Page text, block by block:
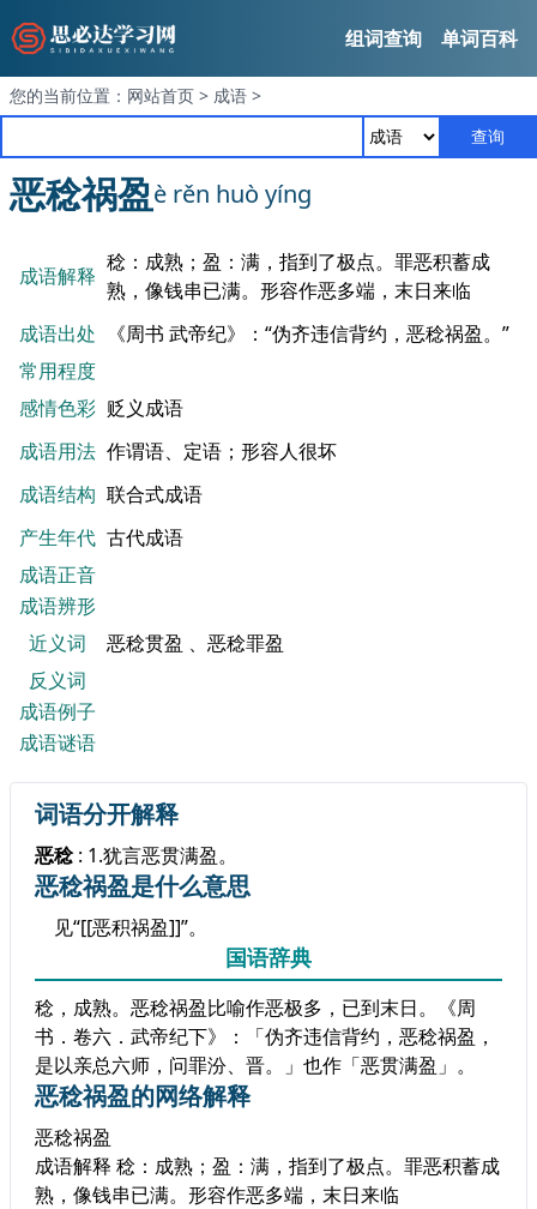
组词查询 单词百科
您的当前位置： 网站首页 > 成语 >
查询
恶稔祸盈è rěn huò yíng
成语解释
稔：成熟；盈：满，指到了极点。罪恶积蓄成
熟，像钱串已满。形容作恶多端，末日来临
成语出处
《周书 武帝纪》：“伪齐违信背约，恶稔祸盈。”
常用程度
感情色彩 贬义成语
成语用法 作谓语、定语；形容人很坏
成语结构 联合式成语
产生年代 古代成语
成语正音
成语辨形
近义词
恶稔贯盈 、恶稔罪盈
反义词
成语例子
成语谜语
词语分开解释
恶稔: 1.犹言恶贯满盈。
恶稔祸盈是什么意思
见“[[恶积祸盈]]”。
国语辞典
稔，成熟。恶稔祸盈比喻作恶极多，已到末日。《周
书．卷六．武帝纪下》：「伪齐违信背约，恶稔祸盈，
是以亲总六师，问罪汾、晋。」也作「恶贯满盈」。
恶稔祸盈的网络解释
恶稔祸盈
成语解释 稔：成熟；盈：满，指到了极点。罪恶积蓄成
熟，像钱串已满。形容作恶多端，末日来临